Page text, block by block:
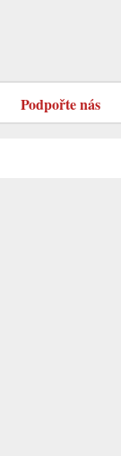
Podpořte nás